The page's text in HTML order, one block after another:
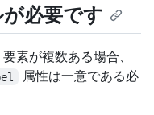
必要です
要素が複数ある場合、
属性は一意である必